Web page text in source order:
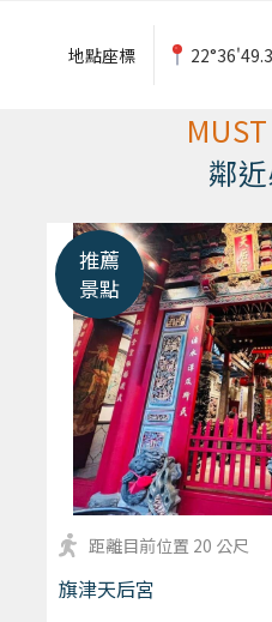
地點座標
鄰
推薦
景點
距離目前位置 20 公尺
旗津天后宮